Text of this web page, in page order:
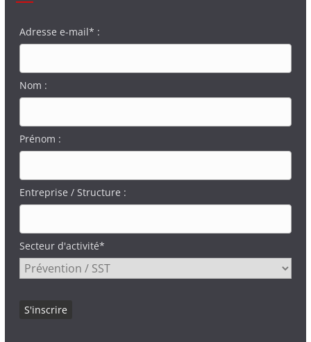
Adresse e-mail* :
Nom :
Prénom :
Entreprise / Structure :
Secteur d'activité*